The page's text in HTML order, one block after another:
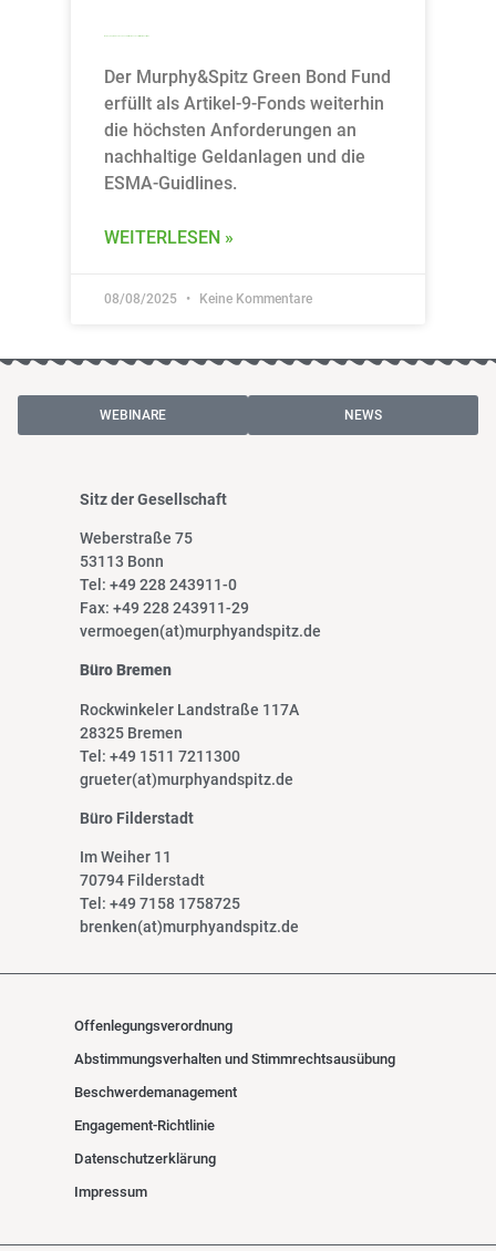
Der Murphy&Spitz Green Bond Fund
erfüllt als Artikel-9-Fonds weiterhin
die höchsten Anforderungen an
nachhaltige Geldanlagen und die
ESMA-Guidlines.
WEITERLESEN »
08/08/2025 Keine Kommentare
WEBINARE NEWS
Sitz der Gesellschaft
Weberstraße 75
53113 Bonn
Tel: +49 228 243911-0
Fax: +49 228 243911-29
vermoegen(at)murphyandspitz.de
Büro Bremen
Rockwinkeler Landstraße 117A
28325 Bremen
Tel: +49 1511 7211300
grueter(at)murphyandspitz.de
Büro Filderstadt
Im Weiher 11
70794 Filderstadt
Tel: +49 7158 1758725
brenken(at)murphyandspitz.de
Offenlegungsverordnung
Abstimmungsverhalten und Stimmrechtsausübung
Beschwerdemanagement
Engagement-Richtlinie
Datenschutzerklärung
Impressum